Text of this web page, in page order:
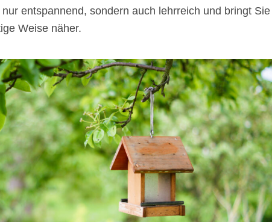
entspannend, sondern auch lehrreich und bringt Sie
Weise näher.